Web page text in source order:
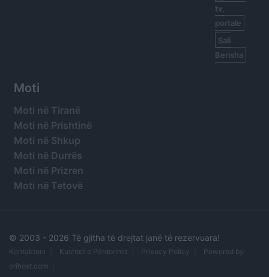
tv,
portale
Sali
Berisha
Moti
Moti në Tiranë
Moti në Prishtinë
Moti në Shkup
Moti në Durrës
Moti në Prizren
Moti në Tetovë
© 2003 - 2026 Të gjitha të drejtat janë të rezervuara!
Kontaktoni Kushtet e Përdorimit Privacy Policy
Powered by:
orihost.com